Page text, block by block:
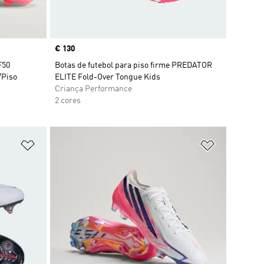
Piso
Price
€ 130
Botas de futebol para piso firme PREDATOR
ELITE Fold-Over Tongue Kids
Criança Performance
2 cores